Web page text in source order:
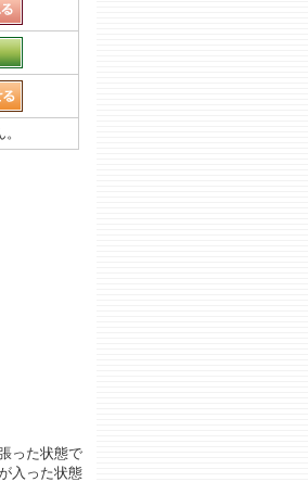
った状態で
入った状態